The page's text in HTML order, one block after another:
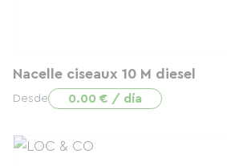
Nacelle ciseaux 10 M diesel
Desde 0.00 € / día